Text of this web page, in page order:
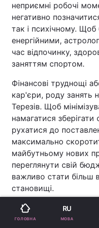
неприємні робочі
негативно
так і психічному.
енергійними,
час відпочинку,
заняттям спортом.
Фінансові труднощі
кар'єри, роду занять
Терезів. Щоб
намагатися
рухатися до
максимально
майбутньому нових
переглянути свій
важливо стати більш
становищі.
Раніше астрологи
впевнені у собі і
ГОЛОВНА
RU
МОВА